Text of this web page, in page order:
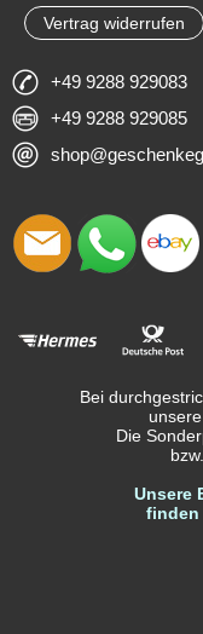
Vertrag widerrufen
+49 9288 929083
+49 9288 929085
Bei
Die
Unsere
finden